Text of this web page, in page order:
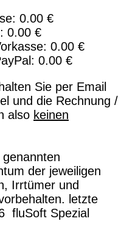
0.00 €
0.00 €
0.00 €
0.00 €
Sie per Email
und die Rechnung /
also keinen
der jeweiligen
Irrtümer und
letzte
fluSoft Spezial